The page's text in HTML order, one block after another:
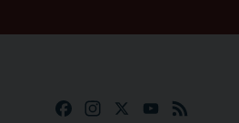
FacebookInstagramYouTube